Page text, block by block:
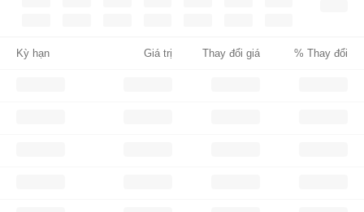
Kỳ hạn Giá trị Thay đổi giá % Thay đổi